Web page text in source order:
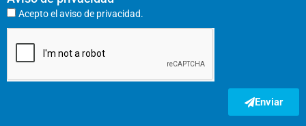
Acepto el aviso de privacidad.
Enviar